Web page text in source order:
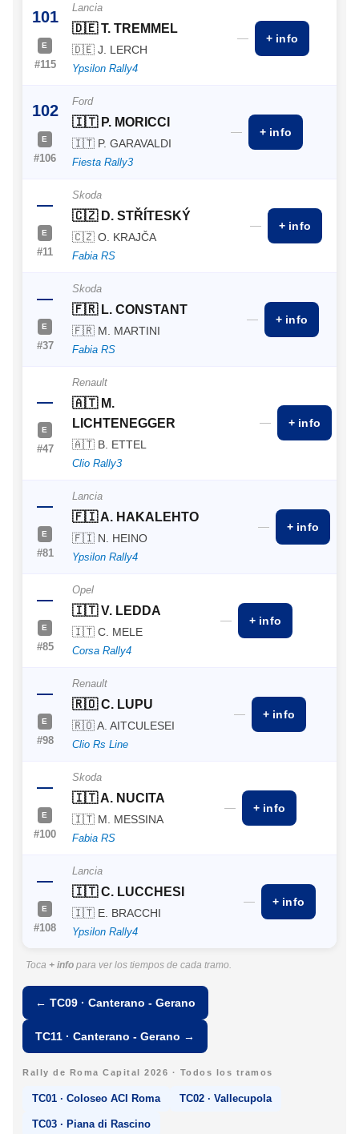
101
E
#115
Lancia
🇩🇪 T. TREMMEL
🇩🇪 J. LERCH
Ypsilon Rally4
— + info
102
E
#106
Ford
🇮🇹 P. MORICCI
🇮🇹 P. GARAVALDI
Fiesta Rally3
— + info
—
E
#11
Skoda
🇨🇿 D. STŘÍTESKÝ
🇨🇿 O. KRAJČA
Fabia RS
— + info
—
E
#37
Skoda
🇫🇷 L. CONSTANT
🇫🇷 M. MARTINI
Fabia RS
— + info
—
E
#47
Renault
🇦🇹 M.
LICHTENEGGER
🇦🇹 B. ETTEL
Clio Rally3
— + info
—
E
#81
Lancia
🇫🇮 A. HAKALEHTO
🇫🇮 N. HEINO
Ypsilon Rally4
— + info
—
E
#85
Opel
🇮🇹 V. LEDDA
🇮🇹 C. MELE
Corsa Rally4
— + info
—
E
#98
Renault
🇷🇴 C. LUPU
🇷🇴 A. AITCULESEI
Clio Rs Line
— + info
—
E
#100
Skoda
🇮🇹 A. NUCITA
🇮🇹 M. MESSINA
Fabia RS
— + info
—
E
#108
Lancia
🇮🇹 C. LUCCHESI
🇮🇹 E. BRACCHI
Ypsilon Rally4
— + info
Toca + info para ver los tiempos de cada tramo.
← TC09 · Canterano - Gerano
TC11 · Canterano - Gerano →
Rally de Roma Capital 2026 · Todos los tramos
TC01 · Coloseo ACI Roma TC02 · Vallecupola
TC03 · Piana di Rascino